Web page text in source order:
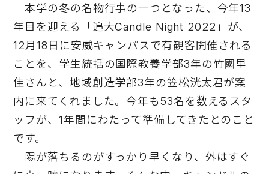
本学の冬の名物行事の一つとなった、今年13
年目を迎える「追大Candle Night 2022」が、
12月18日に安威キャンパスで有観客開催される
ことを、学生統括の国際教養学部3年の竹國里
佳さんと、地域創造学部3年の笠松洸太君が案
内に来てくれました。今年も53名を数えるスタ
ッフが、1年間にわたって準備してきたとのこと
です。
陽が落ちるのがすっかり早くなり、外はすぐ